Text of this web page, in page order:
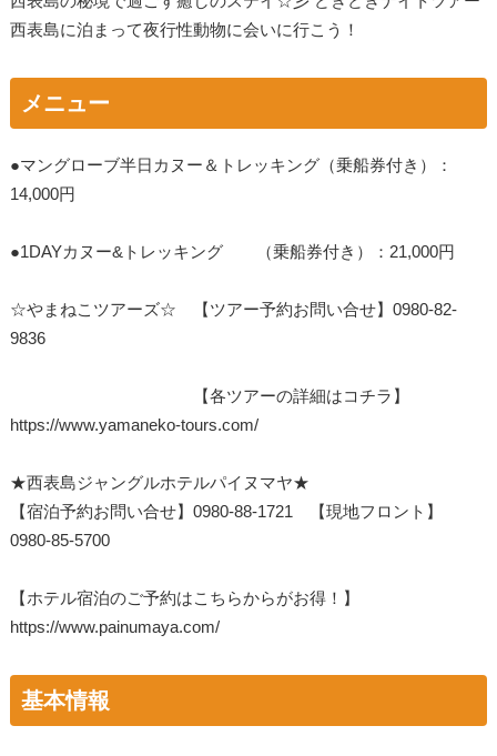
西表島に泊まって夜行性動物に会いに行こう！
メニュー
●マングローブ半日カヌー＆トレッキング（乗船券付き）：
14,000円
●1DAYカヌー&トレッキング （乗船券付き）：21,000円
☆やまねこツアーズ☆ 【ツアー予約お問い合せ】0980-82-
9836
【各ツアーの詳細はコチラ】
https://www.yamaneko-tours.com/
★西表島ジャングルホテルパイヌマヤ★
【宿泊予約お問い合せ】0980-88-1721 【現地フロント】
0980-85-5700
【ホテル宿泊のご予約はこちらからがお得！】
https://www.painumaya.com/
基本情報